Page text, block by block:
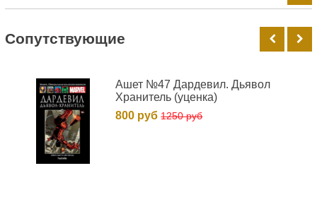
Cопутствующие
Ашет №47 Дардевил. Дьявол
Хранитель (уценка)
800 руб1250 руб